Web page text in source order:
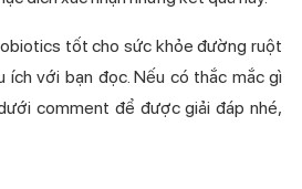
tốt cho sức khỏe đường ruột
ích với bạn đọc. Nếu có thắc mắc gì
comment để được giải đáp nhé,